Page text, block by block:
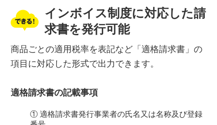
インボイス制度に対応した請
求書を発行可能
商品ごとの適用税率を表記など「適格請求書」の
項目に対応した形式で出力できます。
適格請求書の記載事項
① 適格請求書発行事業者の氏名又は名称及び登録